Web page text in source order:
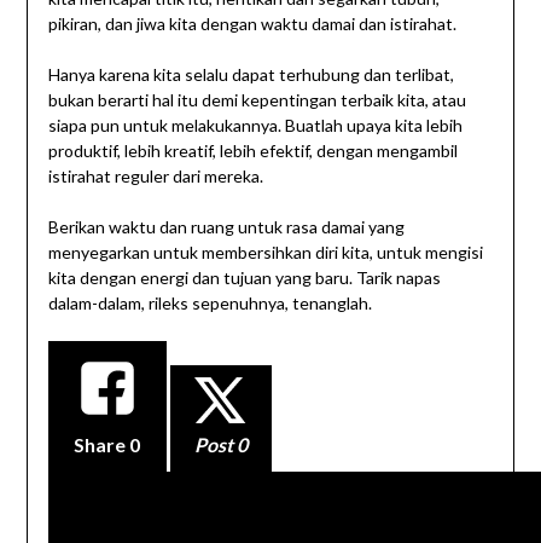
pikiran, dan jiwa kita dengan waktu damai dan istirahat.
Hanya karena kita selalu dapat terhubung dan terlibat,
bukan berarti hal itu demi kepentingan terbaik kita, atau
siapa pun untuk melakukannya. Buatlah upaya kita lebih
produktif, lebih kreatif, lebih efektif, dengan mengambil
istirahat reguler dari mereka.
Berikan waktu dan ruang untuk rasa damai yang
menyegarkan untuk membersihkan diri kita, untuk mengisi
kita dengan energi dan tujuan yang baru. Tarik napas
dalam-dalam, rileks sepenuhnya, tenanglah.
Share 0 Post 0